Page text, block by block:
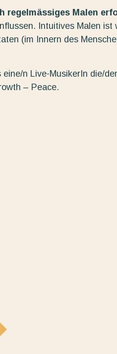
regelmässiges Malen
Intuitives Malen ist
(im Innern des
n Live-MusikerIn die/
– Peace.